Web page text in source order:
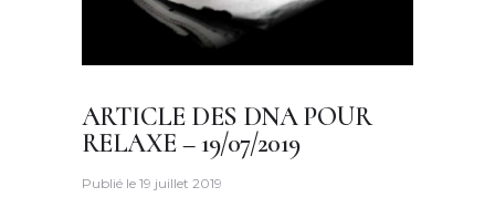
ARTICLE DES DNA POUR
RELAXE – 19/07/2019
Publié le 19 juillet 2019